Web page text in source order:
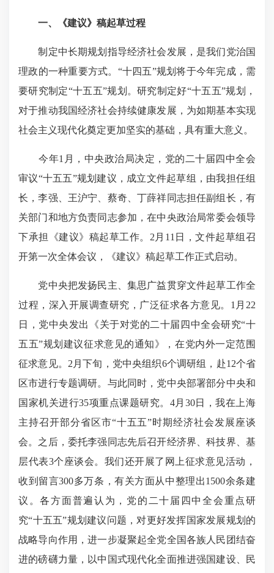
一、《建议》稿起草过程
制定中长期规划指导经济社会发展，是我们党治国
理政的一种重要方式。“十四五”规划将于今年完成，需
要研究制定“十五五”规划。研究制定好“十五五”规划，
对于推动我国经济社会持续健康发展，为如期基本实现
社会主义现代化奠定更加坚实的基础，具有重大意义。
今年1月，中央政治局决定，党的二十届四中全会
审议“十五五”规划建议，成立文件起草组，由我担任组
长，李强、王沪宁、蔡奇、丁薛祥同志担任副组长，有
关部门和地方负责同志参加，在中央政治局常委会领导
下承担《建议》稿起草工作。2月11日，文件起草组召
开第一次全体会议，《建议》稿起草工作正式启动。
党中央把发扬民主、集思广益贯穿文件起草工作全
过程，深入开展调查研究，广泛征求各方意见。1月22
日，党中央发出《关于对党的二十届四中全会研究“十
五五”规划建议征求意见的通知》，在党内外一定范围
征求意见。2月下旬，党中央组织6个调研组，赴12个省
区市进行专题调研。与此同时，党中央部署部分中央和
国家机关进行35项重点课题研究。4月30日，我在上海
主持召开部分省区市“十五五”时期经济社会发展座谈
会。之后，委托李强同志先后召开经济界、科技界、基
层代表3个座谈会。我们还开展了网上征求意见活动，
收到留言300多万条，有关方面从中整理出1500余条建
议。各方面普遍认为，党的二十届四中全会重点研
究“十五五”规划建议问题，对更好发挥国家发展规划的
战略导向作用，进一步凝聚起全党全国各族人民团结奋
进的磅礴力量，以中国式现代化全面推进强国建设、民